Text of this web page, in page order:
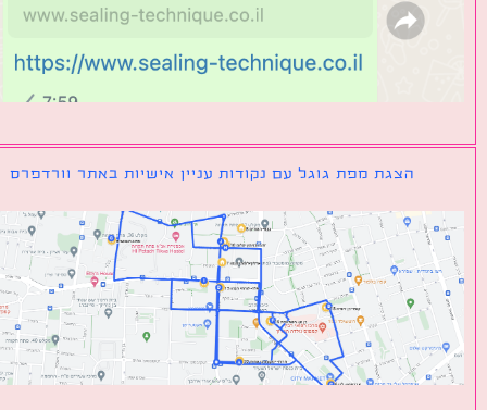
הצגת מפת גוגל עם נקודות עניין אישיות באתר וורדפרס